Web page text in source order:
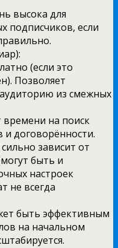
высока для
подписчиков, если
(если это
Позволяет
из смежных
времени на поиск
договорённости.
зависит от
быть и
настроек
не всегда
быть эффективным
на начальном